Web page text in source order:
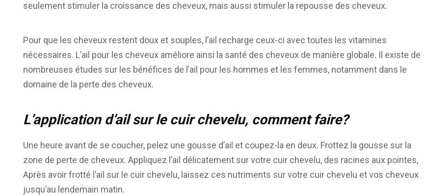
seulement stimuler la croissance des cheveux, mais aussi stimuler la repousse des cheveux.
Pour que les cheveux restent doux et souples, l’ail recharge ceux-ci avec toutes les vitamines
nécessaires. L’ail pour les cheveux améliore ainsi la santé des cheveux de manière globale. Il existe de
nombreuses études sur les bénéfices de l’ail pour les hommes et les femmes, notamment dans le
domaine de la perte des cheveux.
L’application d’ail sur le cuir chevelu, comment faire?
Une heure avant de se coucher, pelez une gousse d’ail et coupez-la en deux. Frottez la gousse sur la
zone de perte de cheveux. Appliquez l’ail délicatement sur votre cuir chevelu, des racines aux pointes,
Après avoir frotté l’ail sur le cuir chevelu, laissez ces nutriments sur votre cuir chevelu et vos cheveux
jusqu’au lendemain matin.